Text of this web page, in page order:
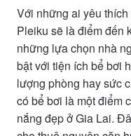
Với những ai yêu
Pleiku sẽ là điểm đến
những lựa chọn nhà
bật với tiện ích bể bơi
lượng phòng hay sức
có bể bơi là một điểm
nắng đẹp ở Gia Lai.